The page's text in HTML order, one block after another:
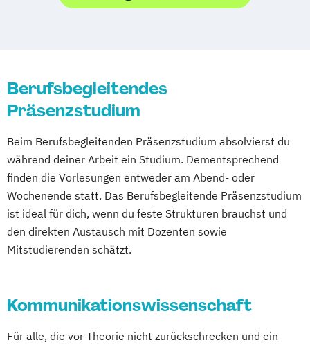
Kunst- und Designwissenschaft
Musik des Mittelalters Musikpädagogik
Musikwissenschaft
Studienrichtungen)
Orchesterspiel
Photography Studies and Practice
Photography Studies and Research
Populäre Musik
Professional Media Creation
Kommunikationsdesign Kultur Ästhetik
Berufsbegleitendes
Präsenzstudium
Beim Berufsbegleitenden Präsenzstudium absolvierst du
während deiner Arbeit ein Studium. Dementsprechend
finden die Vorlesungen entweder am Abend- oder
Wochenende statt. Das Berufsbegleitende Präsenzstudium
ist ideal für dich, wenn du feste Strukturen brauchst und
den direkten Austausch mit Dozenten sowie
Mitstudierenden schätzt.
Kommunikationswissenschaft
Für alle, die vor Theorie nicht zurückschrecken und ein